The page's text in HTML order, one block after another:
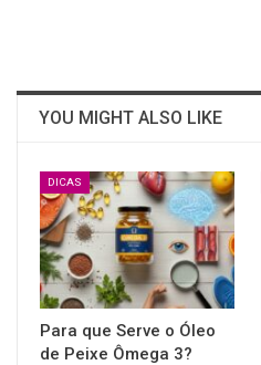
YOU MIGHT ALSO LIKE
DICAS
Para que Serve o Óleo
de Peixe Ômega 3?